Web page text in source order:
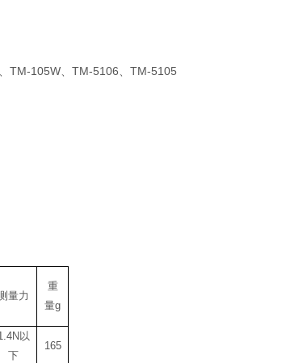
TM-105W TM-5106
TM-5105
量力
重
量g
以
下
165